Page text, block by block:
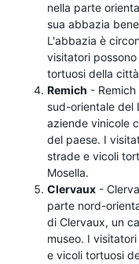
nella parte
sua abbazia
L'abbazia è
visitatori
tortuosi della
Remich -
sud-orientale del
aziende vinicole
del paese. I
strade e vicoli
Mosella.
Clervaux -
parte nord-
di Clervaux, un
museo. I
e vicoli tortuosi